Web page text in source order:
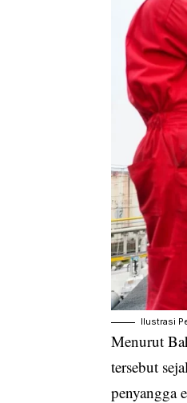
Ilustrasi
Menurut
tersebut
penyangga